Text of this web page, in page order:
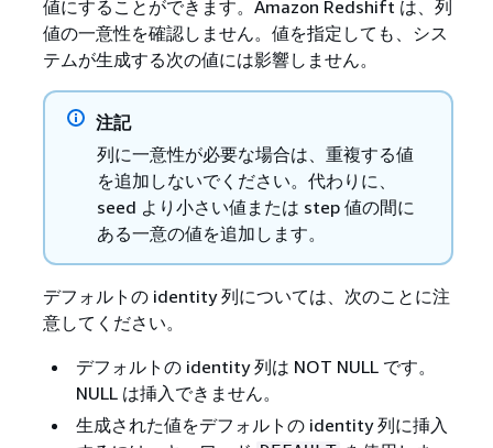
値にすることができます。Amazon Redshift は、列
値の一意性を確認しません。値を指定しても、シス
テムが生成する次の値には影響しません。
注記
列に一意性が必要な場合は、重複する値
を追加しないでください。代わりに、
seed より小さい値または step 値の間に
ある一意の値を追加します。
デフォルトの identity 列については、次のことに注
意してください。
デフォルトの identity 列は NOT NULL です。
NULL は挿入できません。
生成された値をデフォルトの identity 列に挿入